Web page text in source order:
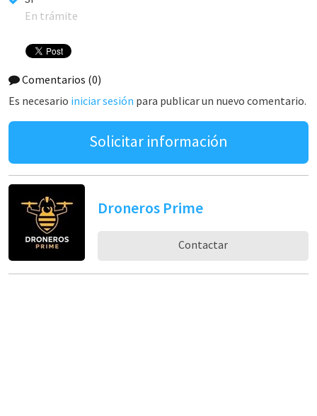
En trámite
Comentarios (0)
Es necesario iniciar sesión para publicar un nuevo comentario.
Solicitar información
Droneros Prime
Contactar